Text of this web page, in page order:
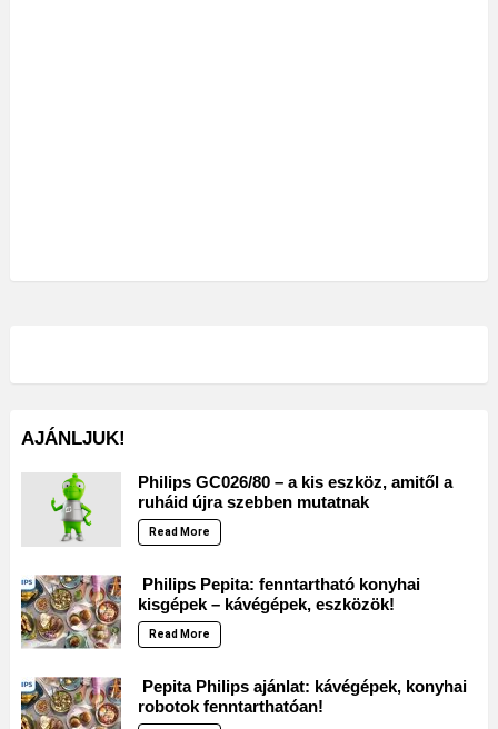
AJÁNLJUK!
Philips GC026/80 – a kis eszköz, amitől a
ruháid újra szebben mutatnak
Read More
Philips Pepita: fenntartható konyhai
kisgépek – kávégépek, eszközök!
Read More
Pepita Philips ajánlat: kávégépek, konyhai
robotok fenntarthatóan!